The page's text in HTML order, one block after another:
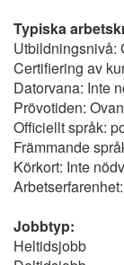
Typiska
Utbildningsnivå:
Certifiering av
Datorvana: Inte
Prövotiden:
Officiellt språk:
Främmande
Körkort: Inte
Jobbtyp:
Heltidsjobb